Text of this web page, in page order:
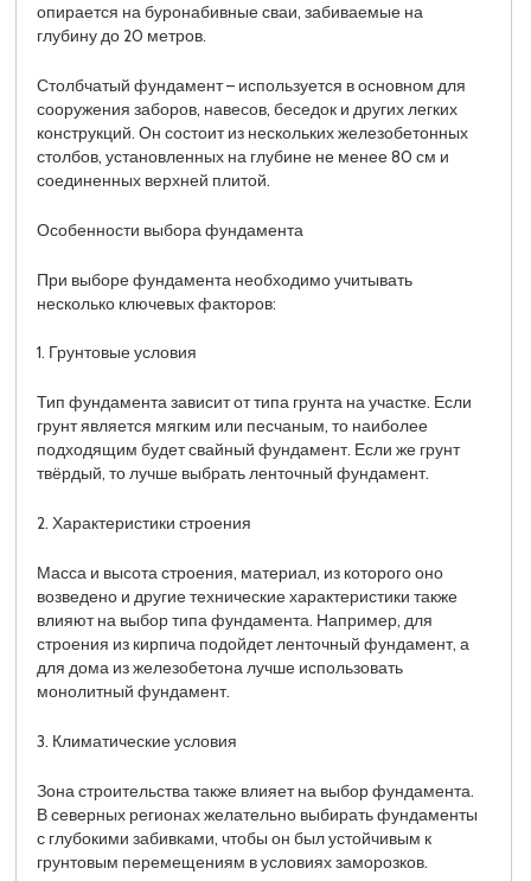
опирается на буронабивные сваи, забиваемые на
глубину до 20 метров.
Столбчатый фундамент – используется в основном для
сооружения заборов, навесов, беседок и других легких
конструкций. Он состоит из нескольких железобетонных
столбов, установленных на глубине не менее 80 см и
соединенных верхней плитой.
Особенности выбора фундамента
При выборе фундамента необходимо учитывать
несколько ключевых факторов:
1. Грунтовые условия
Тип фундамента зависит от типа грунта на участке. Если
грунт является мягким или песчаным, то наиболее
подходящим будет свайный фундамент. Если же грунт
твёрдый, то лучше выбрать ленточный фундамент.
2. Характеристики строения
Масса и высота строения, материал, из которого оно
возведено и другие технические характеристики также
влияют на выбор типа фундамента. Например, для
строения из кирпича подойдет ленточный фундамент, а
для дома из железобетона лучше использовать
монолитный фундамент.
3. Климатические условия
Зона строительства также влияет на выбор фундамента.
В северных регионах желательно выбирать фундаменты
с глубокими забивками, чтобы он был устойчивым к
грунтовым перемещениям в условиях заморозков.